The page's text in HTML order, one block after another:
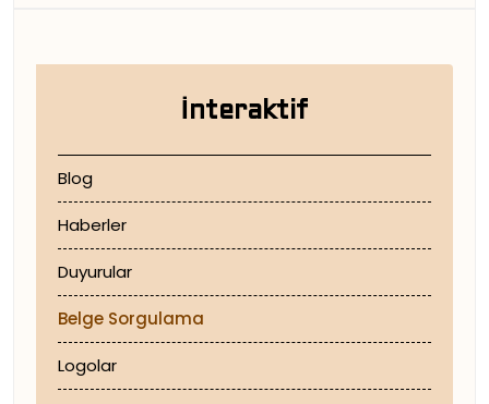
İnteraktif
Blog
Haberler
Duyurular
Belge Sorgulama
Logolar